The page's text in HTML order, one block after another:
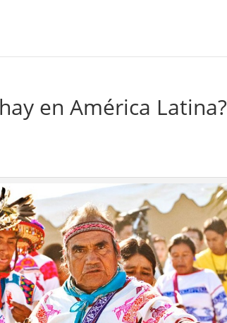
en América Latina?